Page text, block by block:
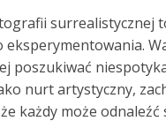
surrealistycznej
eksperymentowania.
poszukiwać
nurt artystyczny,
każdy może